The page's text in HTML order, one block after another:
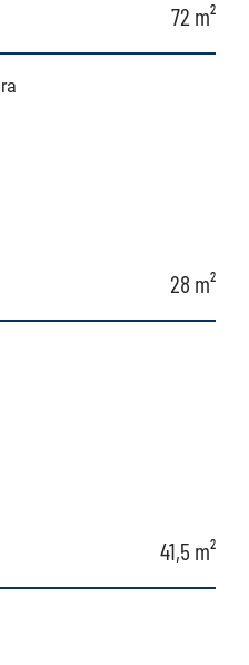
72 m²
28 m²
41,5 m²